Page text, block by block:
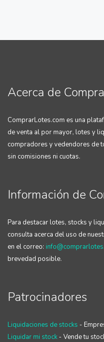
Acerca de
ComprarLotes.com es una
de venta al por mayor, lotes y
compradores y vedendores de
sin comisiones ni cuotas.
Información de
Para destacar lotes, stocks y
consulta acerca del uso de
en el correo:
brevedad posible.
Patrocinadores
Liquidaciones de stocks -
Liquidar mi stock - Vende tu